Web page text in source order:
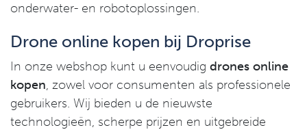
onderwater- en robotoplossingen.
Drone online kopen bij Droprise
In onze webshop kunt u eenvoudig drones online
kopen, zowel voor consumenten als professionele
gebruikers. Wij bieden u de nieuwste
technologieën, scherpe prijzen en uitgebreide